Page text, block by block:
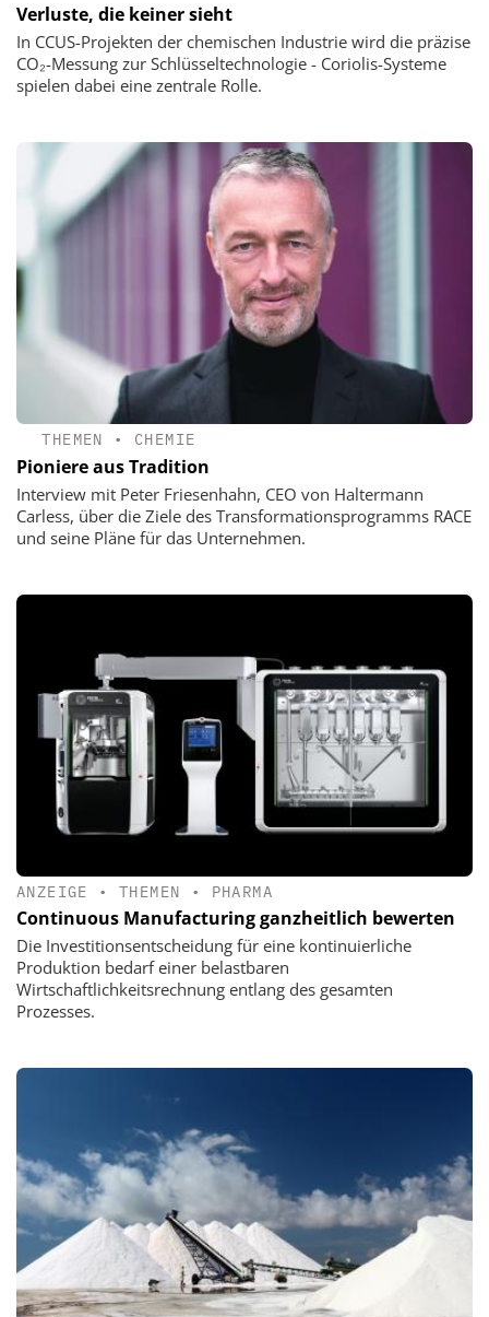
Verluste, die keiner sieht
In CCUS-Projekten der chemischen Industrie wird die präzise
CO₂-Messung zur Schlüsseltechnologie - Coriolis-Systeme
spielen dabei eine zentrale Rolle.
THEMEN • CHEMIE
Pioniere aus Tradition
Interview mit Peter Friesenhahn, CEO von Haltermann
Carless, über die Ziele des Transformationsprogramms RACE
und seine Pläne für das Unternehmen.
ANZEIGE •THEMEN • PHARMA
Continuous Manufacturing ganzheitlich bewerten
Die Investitionsentscheidung für eine kontinuierliche
Produktion bedarf einer belastbaren
Wirtschaftlichkeitsrechnung entlang des gesamten
Prozesses.